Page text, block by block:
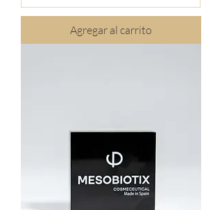
Agregar al carrito